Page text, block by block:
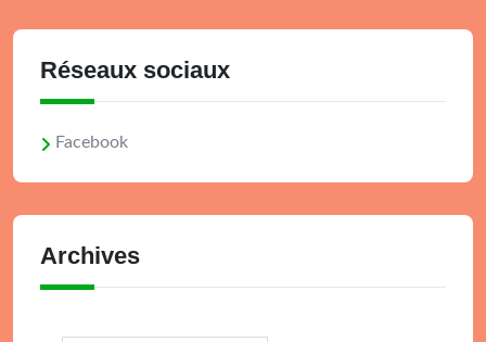
Réseaux sociaux
Facebook
Archives